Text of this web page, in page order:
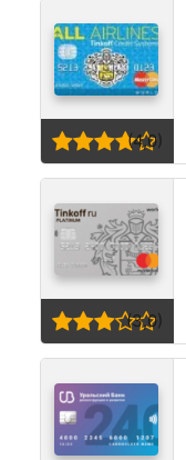
(4,0)
(3,0)